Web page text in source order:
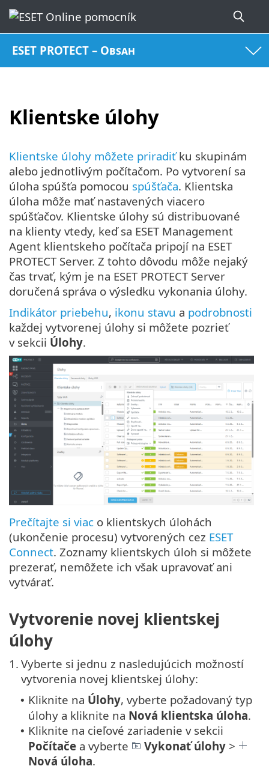
ESET PROTECT – Obsah
Klientske úlohy
Klientske úlohy môžete priradiťku skupinám
alebo jednotlivým počítačom. Po vytvorení sa
úloha spúšťa pomocou spúšťača. Klientska
úloha môže mať nastavených viacero
spúšťačov. Klientske úlohy sú distribuované
na klienty vtedy, keď sa ESET Management
Agent klientskeho počítača pripojí na ESET
PROTECT Server. Z tohto dôvodu môže nejaký
čas trvať, kým je na ESET PROTECT Server
doručená správa o výsledku vykonania úlohy.
Indikátor priebehu, ikonu stavu a podrobnosti
každej vytvorenej úlohy si môžete pozrieť
v sekcii Úlohy.
Prečítajte si viac o klientskych úlohách
(ukončenie procesu) vytvorených cez ESET
Connect. Zoznamy klientskych úloh si môžete
prezerať, nemôžete ich však upravovať ani
vytvárať.
Vytvorenie novej klientskej
úlohy
1. Vyberte si jednu z nasledujúcich možností
vytvorenia novej klientskej úlohy:
• Kliknite na Úlohy, vyberte požadovaný typ
úlohy a kliknite na Nová klientska úloha.
• Kliknite na cieľové zariadenie v sekcii
Počítače a vyberte Vykonať úlohy >
Nová úloha.